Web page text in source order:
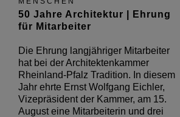
50 Jahre Architektur | Ehrung
für Mitarbeiter
Die Ehrung langjähriger Mitarbeiter
hat bei der Architektenkammer
Rheinland-Pfalz Tradition. In diesem
Jahr ehrte Ernst Wolfgang Eichler,
Vizepräsident der Kammer, am 15.
August eine Mitarbeiterin und drei